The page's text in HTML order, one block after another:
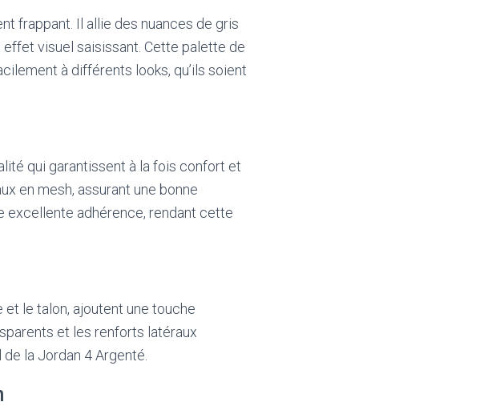
frappant. Il allie des nuances de gris
visuel saisissant. Cette palette de
à différents looks, qu’ils soient
qui garantissent à la fois confort et
en mesh, assurant une bonne
excellente adhérence, rendant cette
le talon, ajoutent une touche
et les renforts latéraux
la Jordan 4 Argenté.